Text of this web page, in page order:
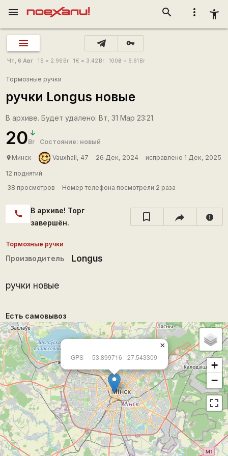
more_vert accessibility_new
search
menu
vpn_key
Чт, 6 Авг 1 $ = 2.96 Br 1€ = 3.42 Br 100₴ = 6.61 Br
Тормозные ручки
ручки Longus новые
В архиве. Будет удалено: Вт, 31 Мар 23:21.
20Br Состояние: новый
place Минск Vauxhall, 47 26 Дек, 2024 исправлено 1 Дек, 2025
12 поднятий
38 просмотров
Номер телефона посмотрели 2 раза
call
В архиве! Торг
завершён.
report
Тормозные ручки
Производитель Longus
ручки новые
Есть самовывоз
GPS 53.899716 27.543309
×
+
−